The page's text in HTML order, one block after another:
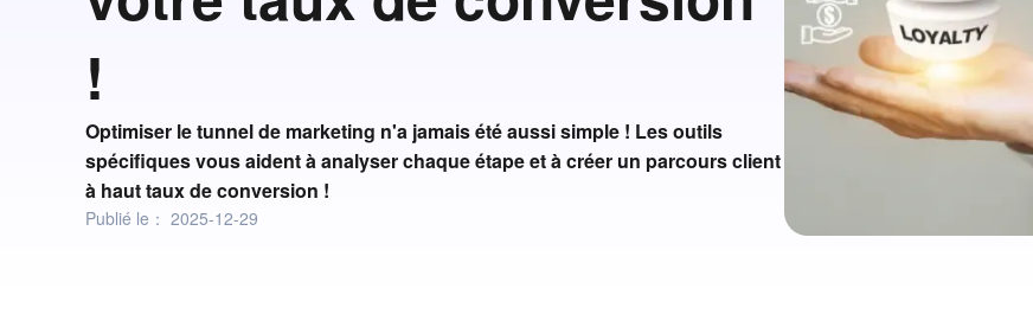
!
Optimiser le tunnel de marketing n'a jamais été aussi simple ! Les outils
spécifiques vous aident à analyser chaque étape et à créer un parcours client
à haut taux de conversion !
Publié le： 2025-12-29